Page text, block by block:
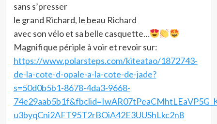
sans s’presser
le grand Richard, le beau Richard
avec son vélo et sa belle casquette…
Magnifique périple à voir et revoir sur:
https://www.polarsteps.com/kiteatao/1872743-
de-la-cote-d-opale-a-la-cote-de-jade?
s=50d0b5b1-8678-4da3-9668-
u3byqCni2AFT95T2rBOiA42E3UUShLkc2n8